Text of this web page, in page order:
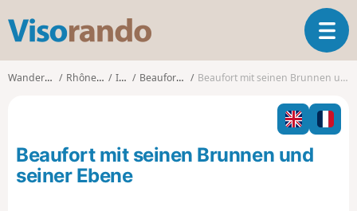
s
o
o
T
o
l
n
Wanderungen Rhône-Alpes Isère Beaufort (Isère) Beaufort mit seinen Brunnen und seiner Ebene
Beaufort mit seinen Brunnen und
seiner Ebene